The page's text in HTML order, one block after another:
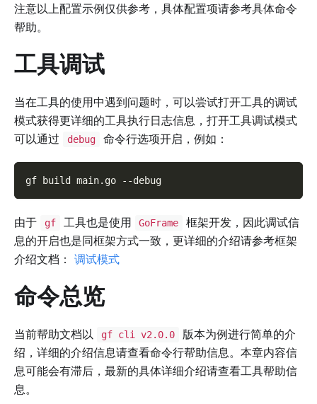
注意以上配置示例仅供参考，具体配置项请参考具体命令
帮助。
工具调试
当在工具的使用中遇到问题时，可以尝试打开工具的调试
模式获得更详细的工具执行日志信息，打开工具调试模式
可以通过
debug 命令行选项开启，例如：
gf build main.go --debug
由于 gf 工具也是使用 GoFrame
框架开发，因此调试信
息的开启也是同框架方式一致，更详细的介绍请参考框架
介绍文档： 调试模式
命令总览
当前帮助文档以 gf cli v2.0.0
版本为例进行简单的介
绍，详细的介绍信息请查看命令行帮助信息。本章内容信
息可能会有滞后，最新的具体详细介绍请查看工具帮助信
息。